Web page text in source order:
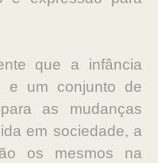
que a infância
e um conjunto de
as mudanças
em sociedade, a
os mesmos na